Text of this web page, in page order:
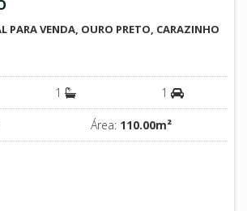
PARA VENDA, OURO PRETO, CARAZINHO
1 1
Área: 110.00m²